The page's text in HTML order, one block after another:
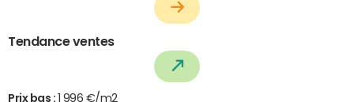
Tendance ventes
Prix bas :
1 996 €/m2